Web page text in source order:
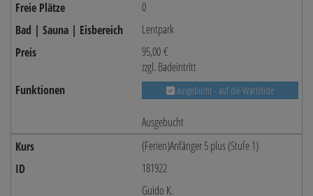
0
Lentpark
95,00 €
zzgl. Badeintritt
ausgebucht - auf die Warteliste
Ausgebucht
(Ferien)Anfänger 5 plus (Stufe 1)
181922
Guido K.